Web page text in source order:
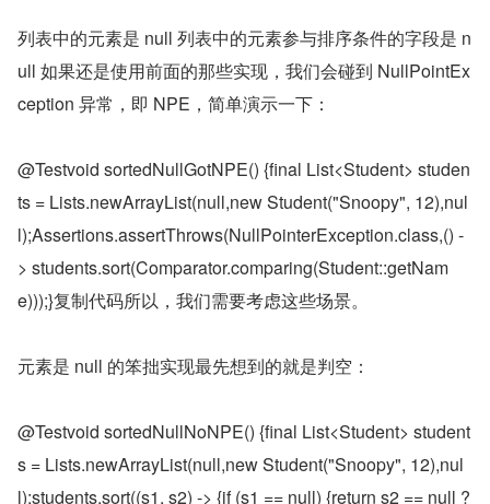
列表中的元素是 null 列表中的元素参与排序条件的字段是 n
ull 如果还是使用前面的那些实现，我们会碰到 NullPointEx
ception 异常，即 NPE，简单演示一下：
@Testvoid sortedNullGotNPE() {final List<Student> studen
ts = Lists.newArrayList(null,new Student("Snoopy", 12),nul
l);Assertions.assertThrows(NullPointerException.class,() -
> students.sort(Comparator.comparing(Student::getNam
e)));}复制代码所以，我们需要考虑这些场景。
元素是 null 的笨拙实现最先想到的就是判空：
@Testvoid sortedNullNoNPE() {final List<Student> student
s = Lists.newArrayList(null,new Student("Snoopy", 12),nul
l);students.sort((s1, s2) -> {if (s1 == null) {return s2 == null ?